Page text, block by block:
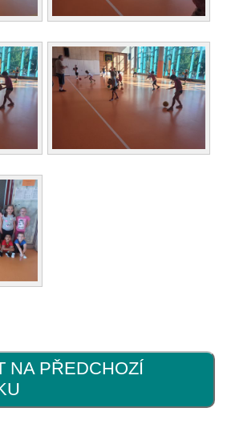
NA PŘEDCHOZÍ